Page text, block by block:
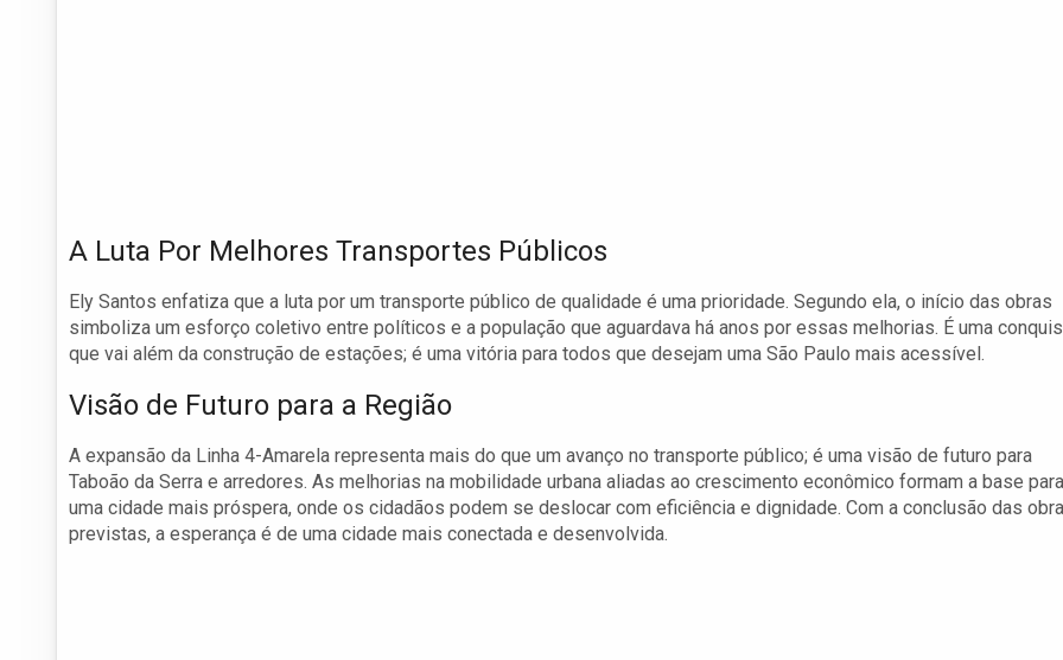
A Luta Por Melhores Transportes Públicos
Ely Santos enfatiza que a luta por um transporte público de qualidade é uma prioridade. Segundo ela, o início das obras
simboliza um esforço coletivo entre políticos e a população que aguardava há anos por essas melhorias. É uma
que vai além da construção de estações; é uma vitória para todos que desejam uma São Paulo mais acessível.
Visão de Futuro para a Região
A expansão da Linha 4-Amarela representa mais do que um avanço no transporte público; é uma visão de futuro para
Taboão da Serra e arredores. As melhorias na mobilidade urbana aliadas ao crescimento econômico formam a base para
uma cidade mais próspera, onde os cidadãos podem se deslocar com eficiência e dignidade. Com a conclusão das
previstas, a esperança é de uma cidade mais conectada e desenvolvida.